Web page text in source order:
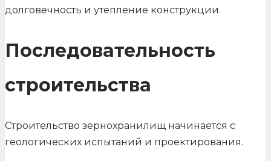
долговечность и утепление конструкции.
Последовательность
строительства
Строительство зернохранилищ начинается с
геологических испытаний и проектирования.